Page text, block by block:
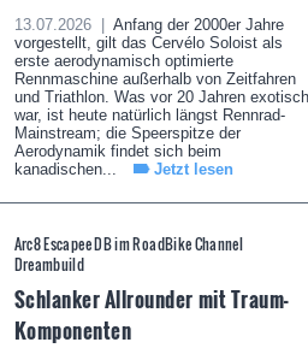
13.07.2026 |
Anfang der 2000er Jahre
vorgestellt, gilt das Cervélo Soloist als
erste aerodynamisch optimierte
Rennmaschine außerhalb von Zeitfahren
und Triathlon. Was vor 20 Jahren exotisch
war, ist heute natürlich längst Rennrad-
Mainstream; die Speerspitze der
Aerodynamik findet sich beim
kanadischen...
Jetzt lesen
Arc8 Escapee DB im RoadBike Channel
Dreambuild
Schlanker Allrounder mit Traum-
Komponenten